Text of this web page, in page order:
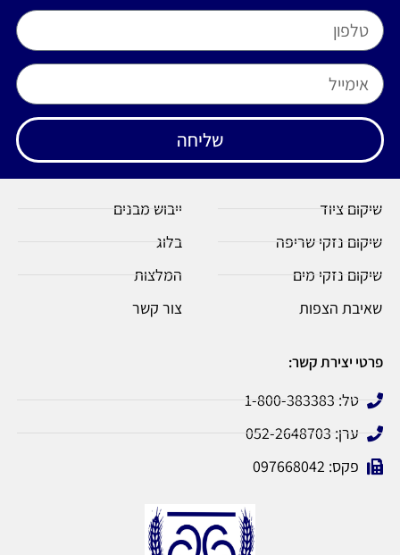
שליחה
שיקום ציוד
שיקום נזקי שריפה
שיקום נזקי מים
שאיבת הצפות
ייבוש מבנים
בלוג
המלצות
צור קשר
פרטי יצירת קשר:
טל: 1-800-383383
ערן: 052-2648703
פקס: 097668042